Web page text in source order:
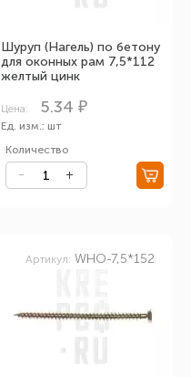
Шуруп (Нагель) по бетону
для оконных рам 7,5*112
желтый цинк
Цена: 5.34 ₽
Ед. изм.: шт
Количество
Артикул: WHO-7,5*152